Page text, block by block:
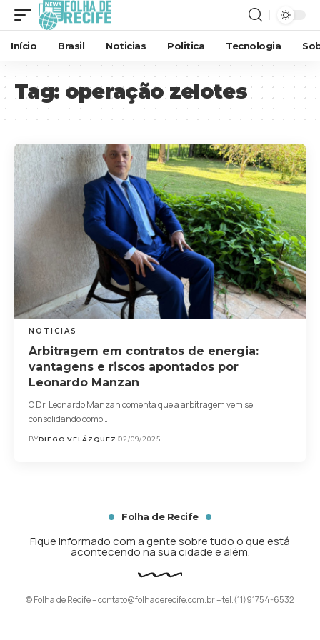
Início Brasil Noticias Politica Tecnologia
Tag: operação zelotes
NOTICIAS
Arbitragem em contratos de energia:
vantagens e riscos apontados por
Leonardo Manzan
O Dr. Leonardo Manzan comenta que a arbitragem vem se
consolidando como…
BYDIEGO VELÁZQUEZ 02/09/2025
Folha de Recife
Fique informado com a gente sobre tudo o que está
acontecendo na sua cidade e além.
© Folha de Recife –contato@folhaderecife.com.br– tel.(11)91754-6532